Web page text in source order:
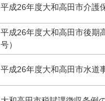
平成26年度大和高田市介護
平成26年度大和高田市後期
号）
平成26年度大和高田市水道